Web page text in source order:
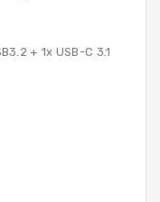
+ 1x USB-C 3.1